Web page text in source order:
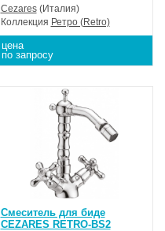
Cezares(Италия)
Коллекция Ретро (Retro)
цена
по запросу
Смеситель для биде
CEZARES RETRO-BS2